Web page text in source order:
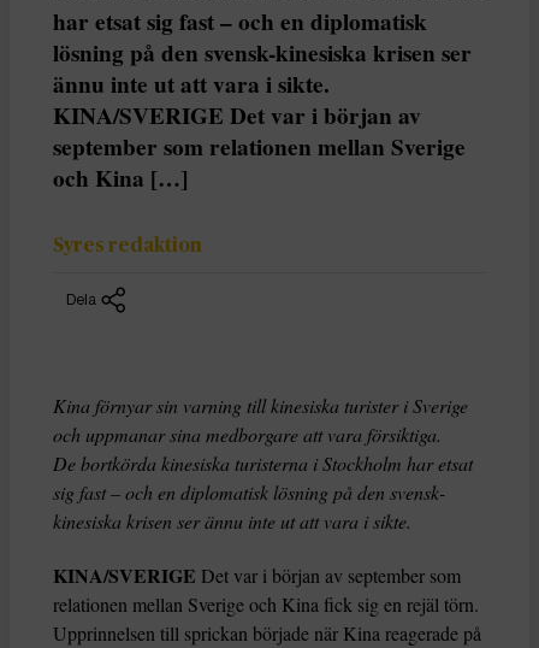
har etsat sig fast – och en diplomatisk
lösning på den svensk-kinesiska krisen ser
ännu inte ut att vara i sikte.
KINA/SVERIGE Det var i början av
september som relationen mellan Sverige
och Kina […]
Syres redaktion
Dela
Kina förnyar sin varning till kinesiska turister i Sverige
och uppmanar sina medborgare att vara försiktiga.
De bortkörda kinesiska turisterna i Stockholm har etsat
sig fast – och en diplomatisk lösning på den svensk-
kinesiska krisen ser ännu inte ut att vara i sikte.
KINA/SVERIGE Det var i början av september som
relationen mellan Sverige och Kina fick sig en rejäl törn.
Upprinnelsen till sprickan började när Kina reagerade på